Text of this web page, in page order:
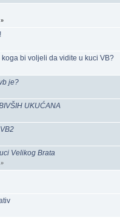
»
koga bi voljeli da vidite u kuci VB?
je?
UKUĆANA
Velikog Brata
»